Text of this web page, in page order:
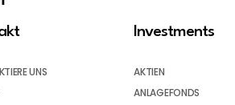
UNS
Investments
AKTIEN
ANLAGEFONDS